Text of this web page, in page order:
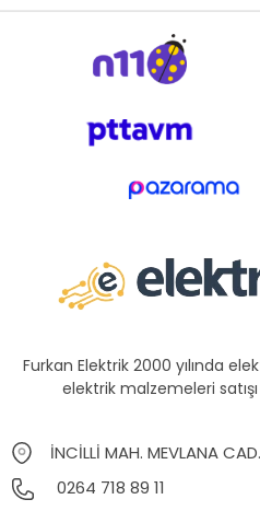
Furkan Elektrik 2000 yılında
elektrik malzemeleri
İNCİLLİ MAH. MEVLANA
0264 718 89 11